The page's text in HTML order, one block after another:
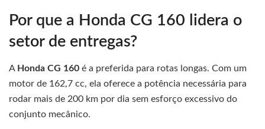
Por que a Honda CG 160 lidera o
setor de entregas?
A Honda CG 160 é a preferida para rotas longas. Com um
motor de 162,7 cc, ela oferece a potência necessária para
rodar mais de 200 km por dia sem esforço excessivo do
conjunto mecânico.